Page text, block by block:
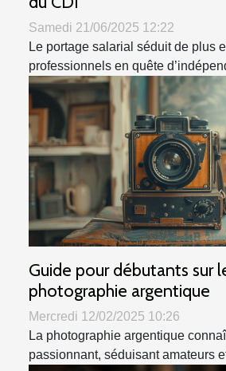
Samedi 21/06/2025 12:22
Le portage salarial séduit de plus
professionnels en quête
Guide pour débutants sur
photographie argentique
Mercredi 12/02/2025 10:26
La photographie argentique
passionnant, séduisant amateurs